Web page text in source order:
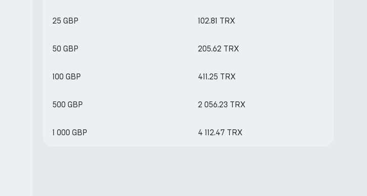
25 GBP 102.81 TRX
50 GBP 205.62 TRX
100 GBP 411.25 TRX
500 GBP 2 056.23 TRX
1 000 GBP 4 112.47 TRX